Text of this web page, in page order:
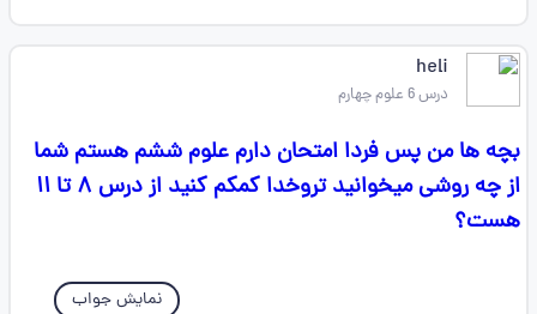
heli
درس 6 علوم چهارم
بچه ها من پس فردا امتحان دارم علوم ششم هستم شما
از چه روشی میخوانید تروخدا کمکم کنید از درس ۸ تا ۱۱
هست؟
نمایش جواب